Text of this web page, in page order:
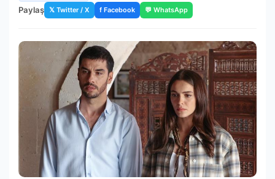
Paylaş 𝕏 Twitter / X f Facebook 💬 WhatsApp